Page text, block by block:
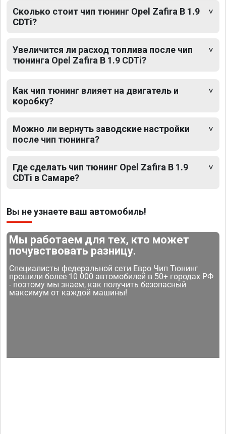
Сколько стоит чип тюнинг Opel Zafira B 1.9
CDTi?
Увеличится ли расход топлива после чип
тюнинга Opel Zafira B 1.9 CDTi?
Как чип тюнинг влияет на двигатель и
коробку?
Можно ли вернуть заводские настройки
после чип тюнинга?
Где сделать чип тюнинг Opel Zafira B 1.9
CDTi в Самаре?
Вы не узнаете ваш автомобиль!
Мы работаем для тех, кто может
почувствовать разницу.
Специалисты федеральной сети Евро Чип Тюнинг
прошили более 10 000 автомобилей в 50+ городах РФ
- поэтому мы знаем, как получить безопасный
максимум от каждой машины!